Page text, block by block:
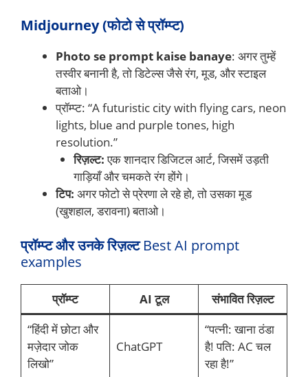
Midjourney (फोटो से प्रॉम्प्ट)
Photo se prompt kaise banaye: अगर तुम्हें
तस्वीर बनानी है, तो डिटेल्स जैसे रंग, मूड, और स्टाइल
बताओ।
प्रॉम्प्ट: “A futuristic city with flying cars, neon
lights, blue and purple tones, high
resolution.”
रिज़ल्ट:एक शानदार डिजिटल आर्ट, जिसमें उड़ती
गाड़ियाँ और चमकते रंग होंगे।
टिप: अगर फोटो से प्रेरणा ले रहे हो, तो उसका मूड
(खुशहाल, डरावना) बताओ।
प्रॉम्प्ट और उनके रिज़ल्टBest AI prompt
examples
प्रॉम्प्ट AI टूल
संभावित रिज़ल्ट
“हिंदी में छोटा और
मज़ेदार जोक
लिखो”
ChatGPT
“पत्नी: खाना ठंडा
है! पति: AC चल
रहा है!”